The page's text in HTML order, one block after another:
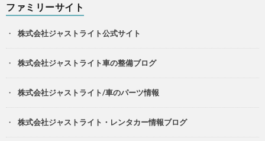
ファミリーサイト
株式会社ジャストライト公式サイト
株式会社ジャストライト車の整備ブログ
株式会社ジャストライト/車のパーツ情報
株式会社ジャストライト・レンタカー情報ブログ